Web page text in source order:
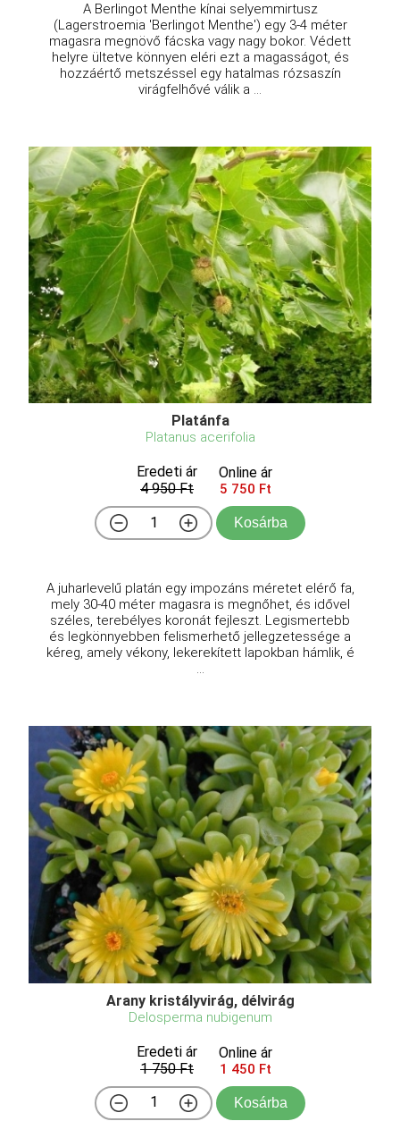
A Berlingot Menthe kínai selyemmirtusz
(Lagerstroemia 'Berlingot Menthe') egy 3-4 méter
magasra megnövő fácska vagy nagy bokor. Védett
helyre ültetve könnyen eléri ezt a magasságot, és
hozzáértő metszéssel egy hatalmas rózsaszín
virágfelhővé válik a ...
Platánfa
Platanus acerifolia
Eredeti ár
4 950 Ft
Online ár
5 750 Ft
Kosárba
A juharlevelű platán egy impozáns méretet elérő fa,
mely 30-40 méter magasra is megnőhet, és idővel
széles, terebélyes koronát fejleszt. Legismertebb
és legkönnyebben felismerhető jellegzetessége a
kéreg, amely vékony, lekerekített lapokban hámlik, é
...
Arany kristályvirág, délvirág
Delosperma nubigenum
Eredeti ár
1 750 Ft
Online ár
1 450 Ft
Kosárba